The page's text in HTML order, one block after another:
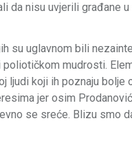
da nisu uvjerili građane
su uglavnom bili
mudrosti.
ljudi koji ih poznaju
jer osim
se sreće. Blizu smo